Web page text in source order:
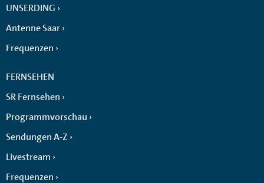
UNSERDING
Antenne Saar
Frequenzen
FERNSEHEN
SR Fernsehen
Programmvorschau
Sendungen A-Z
Livestream
Frequenzen